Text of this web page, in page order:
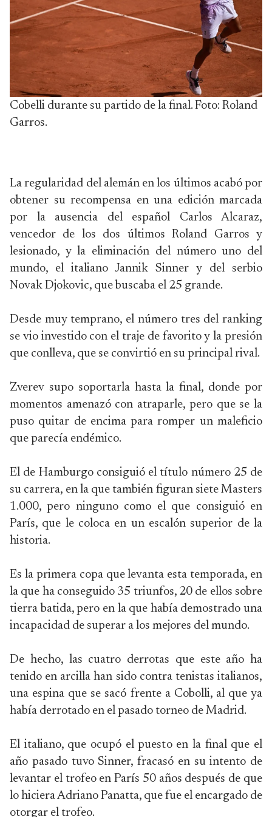
Cobelli durante su partido de la final. Foto: Roland
Garros.
La regularidad del alemán en los últimos acabó por
obtener su recompensa en una edición marcada
por la ausencia del español Carlos Alcaraz,
vencedor de los dos últimos Roland Garros y
lesionado, y la eliminación del número uno del
mundo, el italiano Jannik Sinner y del serbio
Novak Djokovic, que buscaba el 25 grande.
Desde muy temprano, el número tres del ranking
se vio investido con el traje de favorito y la presión
que conlleva, que se convirtió en su principal rival.
Zverev supo soportarla hasta la final, donde por
momentos amenazó con atraparle, pero que se la
puso quitar de encima para romper un maleficio
que parecía endémico.
El de Hamburgo consiguió el título número 25 de
su carrera, en la que también figuran siete Masters
1.000, pero ninguno como el que consiguió en
París, que le coloca en un escalón superior de la
historia.
Es la primera copa que levanta esta temporada, en
la que ha conseguido 35 triunfos, 20 de ellos sobre
tierra batida, pero en la que había demostrado una
incapacidad de superar a los mejores del mundo.
De hecho, las cuatro derrotas que este año ha
tenido en arcilla han sido contra tenistas italianos,
una espina que se sacó frente a Cobolli, al que ya
había derrotado en el pasado torneo de Madrid.
El italiano, que ocupó el puesto en la final que el
año pasado tuvo Sinner, fracasó en su intento de
levantar el trofeo en París 50 años después de que
lo hiciera Adriano Panatta, que fue el encargado de
otorgar el trofeo.